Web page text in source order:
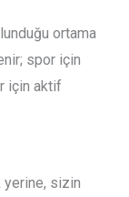
ortama
spor için
için aktif
yerine, sizin